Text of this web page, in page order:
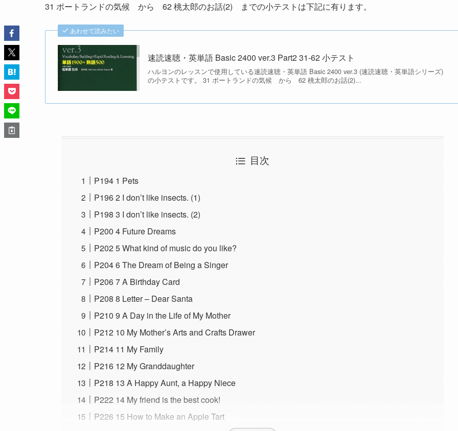
31 ポートランドの気候 から 62 桃太郎のお話(2) までの小テストは下記に有ります。
あわせて読みたい
速読速聴・英単語 Basic 2400 ver.3 Part2 31-62 小テスト
ハルヨンのレッスンで使用している速読速聴・英単語 Basic 2400 ver.3 (速読速聴・英単語シリーズ)
の小テストです。 31 ポートランドの気候 から 62 桃太郎のお話(2)...
目次
P194 1 Pets
P196 2 I don’t like insects. (1)
P198 3 I don’t like insects. (2)
P200 4 Future Dreams
P202 5 What kind of music do you like?
P204 6 The Dream of Being a Singer
P206 7 A Birthday Card
P208 8 Letter – Dear Santa
P210 9 A Day in the Life of My Mother
P212 10 My Mother’s Arts and Crafts Drawer
P214 11 My Family
P216 12 My Granddaughter
P218 13 A Happy Aunt, a Happy Niece
P222 14 My friend is the best cook!
P226 15 How to Make an Apple Tart